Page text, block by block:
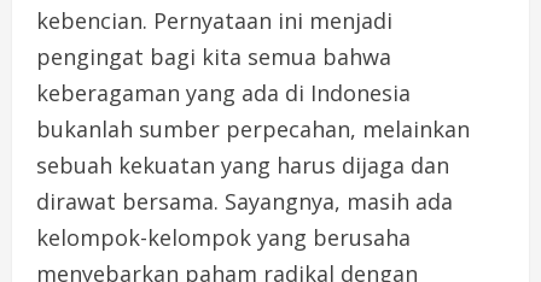
kebencian. Pernyataan ini menjadi
pengingat bagi kita semua bahwa
keberagaman yang ada di Indonesia
bukanlah sumber perpecahan, melainkan
sebuah kekuatan yang harus dijaga dan
dirawat bersama. Sayangnya, masih ada
kelompok-kelompok yang berusaha
menyebarkan paham radikal dengan